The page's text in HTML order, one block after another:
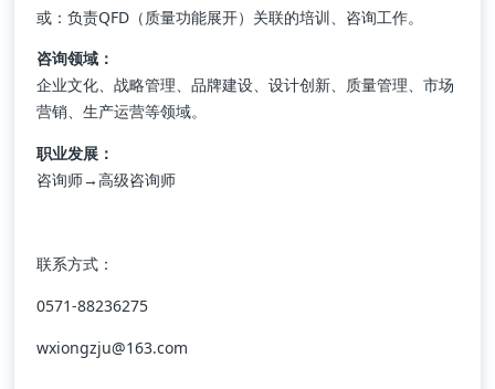
或：负责QFD（质量功能展开）关联的培训、咨询工作。
咨询领域：
企业文化、战略管理、品牌建设、设计创新、质量管理、市场
营销、生产运营等领域。
职业发展：
咨询师→高级咨询师
联系方式：
0571-88236275
wxiongzju@163.com